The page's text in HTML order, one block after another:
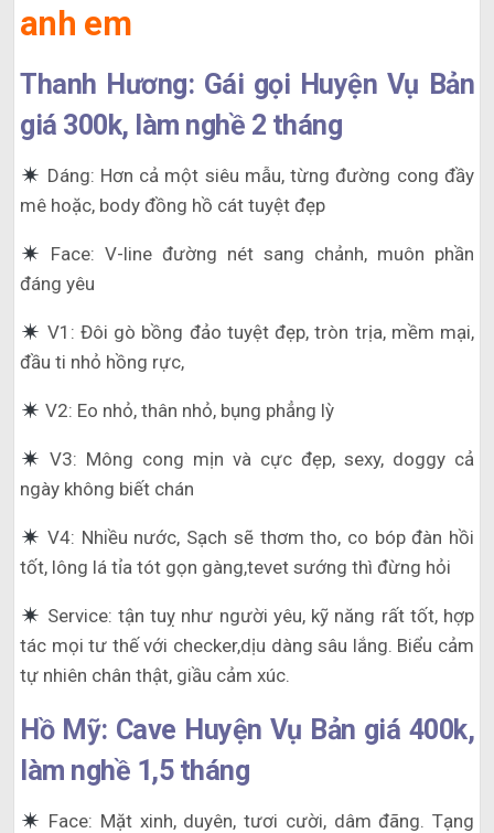
anh em
Thanh Hương: Gái gọi Huyện Vụ Bản
giá 300k, làm nghề 2 tháng
Dáng: Hơn cả một siêu mẫu, từng đường cong đầy
mê hoặc, body đồng hồ cát tuyệt đẹp
Face: V-line đường nét sang chảnh, muôn phần
đáng yêu
V1: Đôi gò bồng đảo tuyệt đẹp, tròn trịa, mềm mại,
đầu ti nhỏ hồng rực,
V2: Eo nhỏ, thân nhỏ, bụng phẳng lỳ
V3: Mông cong mịn và cực đẹp, sexy, doggy cả
ngày không biết chán
V4: Nhiều nước, Sạch sẽ thơm tho, co bóp đàn hồi
tốt, lông lá tỉa tót gọn gàng,tevet sướng thì đừng hỏi
Service: tận tuỵ như người yêu, kỹ năng rất tốt, hợp
tác mọi tư thế với checker,dịu dàng sâu lắng. Biểu cảm
tự nhiên chân thật, giầu cảm xúc.
Hồ Mỹ: Cave Huyện Vụ Bản giá 400k,
làm nghề 1,5 tháng
Face: Mặt xinh, duyên, tươi cười, dâm đãng. Tạng